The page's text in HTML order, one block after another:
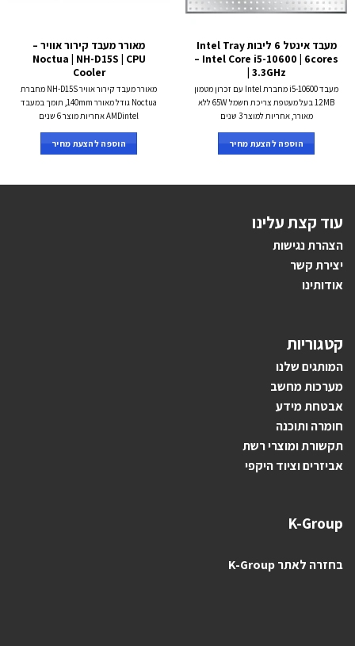
מעבד אינטל 6 ליבות Intel Tray
– Intel Core i5-10600 | 6cores
| 3.3GHz
מעבד i5-10600 מחברת Intel עם זכרון מטמון
12MB בעל מעטפת צריכת חשמל 65W ללא
מאורר, אחריות למוצר 3 שנים
הוספה להצעת מחיר
מאורר מעבד קירור אוויר –
Noctua | NH-D15S | CPU
Cooler
מאורר מעבד קירור אוויר NH-D15S מחברת
Noctua גודל מאורר 140mm, תומך במעבד
AMDintel אחריות מוצר 6 שנים
הוספה להצעת מחיר
עוד קצת עלינו
הצהרת נגישות
יצירת קשר
אודותינו
קטגוריות
המותגים שלנו
מערכות מחשב
אבטחת מידע
חומרה ותוכנה
תקשורת ומוצרי רשת
אביזרים וציוד היקפי
K-Group
בחזרה לאתר K-Group